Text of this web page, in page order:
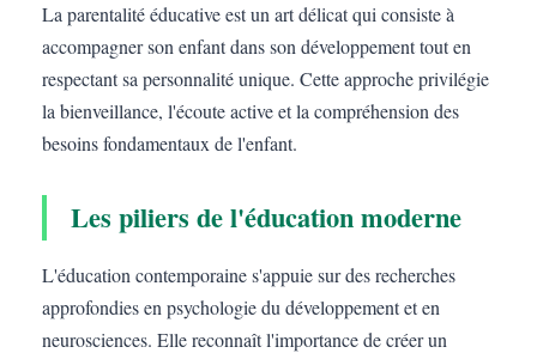
La parentalité éducative est un art délicat qui consiste à
accompagner son enfant dans son développement tout en
respectant sa personnalité unique. Cette approche privilégie
la bienveillance, l'écoute active et la compréhension des
besoins fondamentaux de l'enfant.
Les piliers de l'éducation moderne
L'éducation contemporaine s'appuie sur des recherches
approfondies en psychologie du développement et en
neurosciences. Elle reconnaît l'importance de créer un